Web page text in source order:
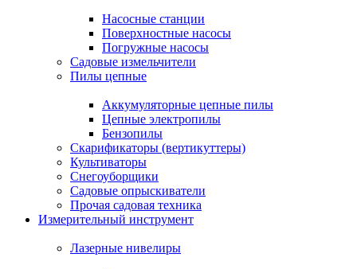
Насосные станции
Поверхностные насосы
Погружные насосы
Садовые измельчители
Пилы цепные
Аккумуляторные цепные пилы
Цепные электропилы
Бензопилы
Скарификаторы (вертикуттеры)
Культиваторы
Снегоуборщики
Садовые опрыскиватели
Прочая садовая техника
Измерительный инструмент
Лазерные нивелиры